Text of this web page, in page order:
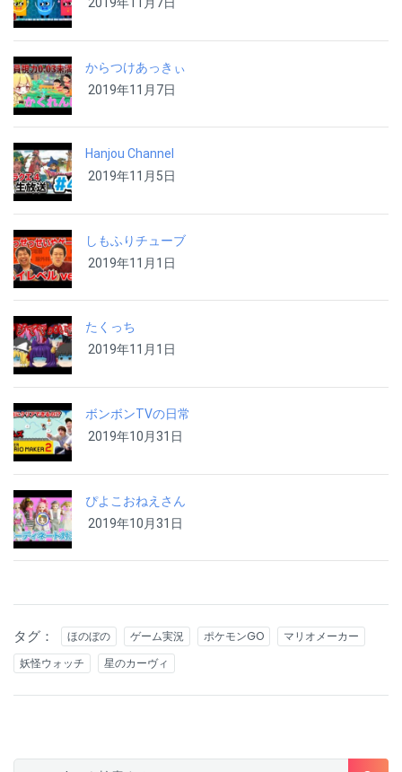
からつけあっきぃ
2019年11月7日
Hanjou Channel
2019年11月5日
しもふりチューブ
2019年11月1日
たくっち
2019年11月1日
ボンボンTVの日常
2019年10月31日
ぴよこおねえさん
2019年10月31日
タグ： ほのぼの ゲーム実況 ポケモンGO
マリオメーカー
妖怪ウォッチ
星のカーヴィ